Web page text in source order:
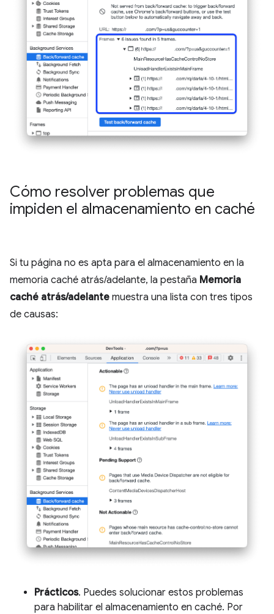
Cómo resolver problemas que
impiden el almacenamiento en caché
Si tu página no es apta para el almacenamiento en la
memoria caché atrás/adelante, la pestaña Memoria
caché atrás/adelante muestra una lista con tres tipos
de causas:
Prácticos. Puedes solucionar estos problemas
para habilitar el almacenamiento en caché. Por